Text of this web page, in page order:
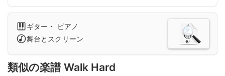
ギター・ ピアノ
舞台とスクリーン
類似の楽譜 Walk Hard